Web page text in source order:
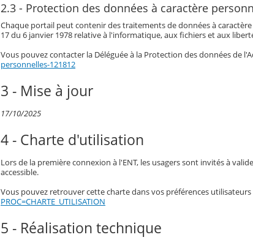
2.3 - Protection des données à caractère
Chaque portail peut contenir des traitements de données à
17 du 6 janvier 1978 relative à l'informatique, aux fichiers et aux
Vous pouvez contacter la Déléguée à la Protection des données de
personnelles-121812
3 - Mise à jour
17/10/2025
4 - Charte d'utilisation
Lors de la première connexion à l'ENT, les usagers sont invités à
accessible.
Vous pouvez retrouver cette charte dans vos préférences utilisateurs
PROC=CHARTE_UTILISATION
5 - Réalisation technique